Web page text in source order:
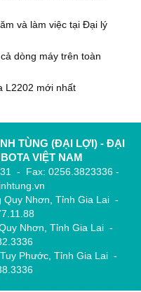
và làm việc tại Đại lý
dòng máy trên toàn
L2202 mới nhất
TÙNG (ĐẠI LỢI) - ĐẠI
VIỆT NAM
- Fax: 0256.3823336 -
Quy Nhơn, Tỉnh Gia Lai -
Nhơn, Tỉnh Gia Lai -
Phước, Tỉnh Gia Lai -